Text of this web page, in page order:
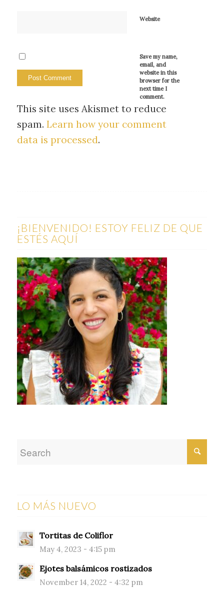
Website
Save my name,
email, and
website in this
browser for the
next time I
comment.
This site uses Akismet to reduce
spam. Learn how your comment
data is processed.
¡BIENVENIDO! ESTOY FELIZ DE QUE
ESTÉS AQUÍ
LO MÁS NUEVO
Tortitas de Coliflor
May 4, 2023 - 4:15 pm
Ejotes balsámicos rostizados
November 14, 2022 - 4:32 pm